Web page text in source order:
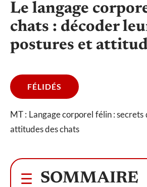
Le langage
chats : décoder
postures et
FÉLIDÉS
MT : Langage corporel félin : secrets
attitudes des chats
SOMMAIRE